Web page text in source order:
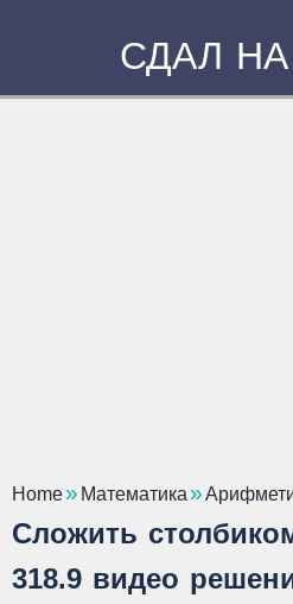
СДАЛ НА
Home Математика
Сложить
318.9 видео